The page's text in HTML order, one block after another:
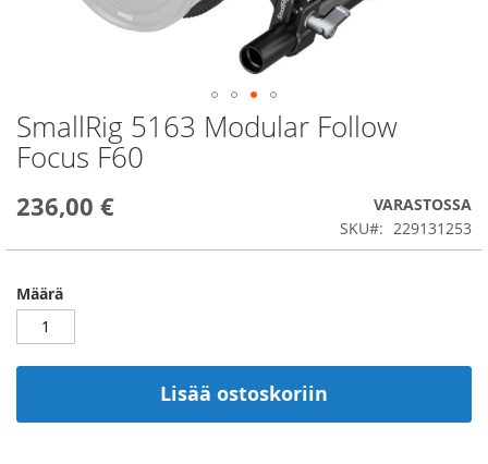
SmallRig 5163 Modular Follow
Focus F60
236,00 €
VARASTOSSA
SKU
229131253
Määrä
Lisää ostoskoriin
Skip
to
the
of